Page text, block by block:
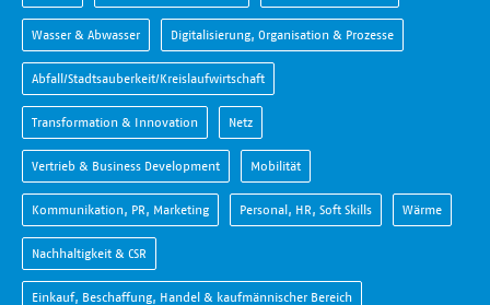
Wasser & Abwasser Digitalisierung, Organisation & Prozesse
Abfall/Stadtsauberkeit/Kreislaufwirtschaft
Transformation & Innovation Netz
Vertrieb & Business Development Mobilität
Kommunikation, PR, Marketing Personal, HR, Soft Skills Wärme
Nachhaltigkeit & CSR
Einkauf, Beschaffung, Handel & kaufmännischer Bereich